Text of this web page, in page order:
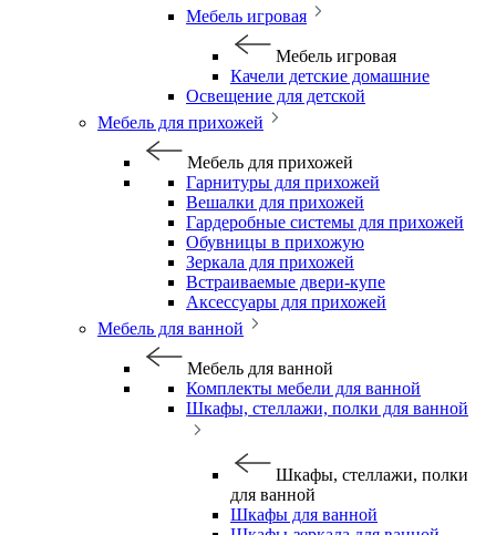
Мебель игровая
Мебель игровая
Качели детские домашние
Освещение для детской
Мебель для прихожей
Мебель для прихожей
Гарнитуры для прихожей
Вешалки для прихожей
Гардеробные системы для прихожей
Обувницы в прихожую
Зеркала для прихожей
Встраиваемые двери-купе
Аксессуары для прихожей
Мебель для ванной
Мебель для ванной
Комплекты мебели для ванной
Шкафы, стеллажи, полки для ванной
Шкафы, стеллажи, полки
для ванной
Шкафы для ванной